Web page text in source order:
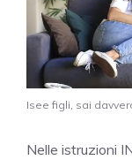
Isee figli, sai
Nelle istruzioni